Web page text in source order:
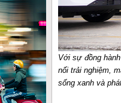
Với sự đồng
nối trải nghiệm,
sống xanh và